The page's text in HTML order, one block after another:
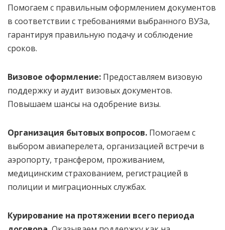
Помогаем с правильным оформлением документов
в соответствии с требованиями выбранного ВУЗа,
гарантируя правильную подачу и соблюдение
сроков.
Визовое оформление: Предоставляем визовую
поддержку и аудит визовых документов.
Повышаем шансы на одобрение визы.
Организация бытовых вопросов. Помогаем с
выбором авиаперелета, организацией встречи в
аэропорту, трансфером, проживанием,
медицинским страхованием, регистрацией в
полиции и миграционных службах.
Курирование на протяжении всего периода